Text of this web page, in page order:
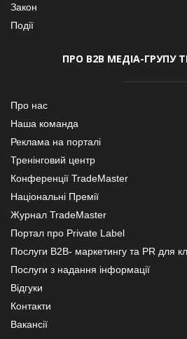
Закон
Події
ПРО В2В МЕДІА-ГРУПУ
Про нас
Наша команда
Реклама на порталі
Тренінговий центр
Конференції TradeMaster
Національні Премії
Журнал TradeMaster
Портал про Private Label
Послуги В2В- маркетингу та PR для
Послуги з надання інформації
Відгуки
Контакти
Вакансії